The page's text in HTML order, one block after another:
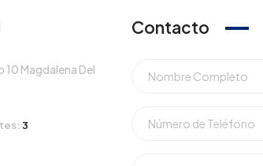
10 Magdalena Del
3
Contacto